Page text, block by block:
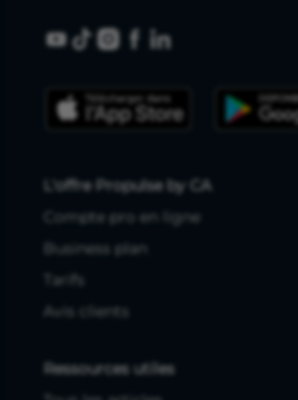
L'offre Propulse by CA
Compte pro en ligne
Business plan
Tarifs
Avis clients
Ressources utiles